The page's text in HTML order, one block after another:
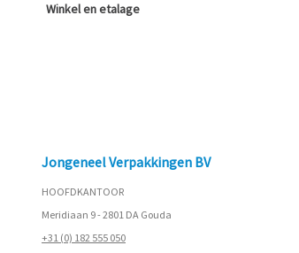
Winkel en etalage
Jongeneel Verpakkingen BV
HOOFDKANTOOR
Meridiaan 9 - 2801 DA Gouda
+31 (0) 182 555 050